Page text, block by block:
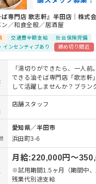
ば専門店 歌志軒』半田店
株式
ン／和食全般／居酒屋
交通費全額支給
社会保険完備
インセンティブあり
締め切り間近
「湯切りができたら、一人
できる油そば専門店「歌志軒
して活躍しませんか？ブラン
でも、丁寧なフォローがある
入社後は、ホールでの接客・
を経て、「湯切り」修業で油
す。お客様の「うまい！」を
ナルを目指しましょう。 ゆく
や店舗運営の補佐もお任せ。
SV、海外店舗の立ち上げなど
スもご用意しています。 ＜おすすめポイント＞
「湯切り」で一人前を目指す
店舗スタッフ
愛知県／半田市
浜田町3-6
月給:220,000円〜
※試用期間1.5ヶ月（期間中
残業代別途支給